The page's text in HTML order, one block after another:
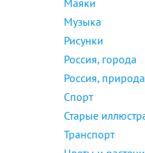
Маяки
Музыка
Рисунки
Россия, города
Россия, природа
Спорт
Старые
Транспорт